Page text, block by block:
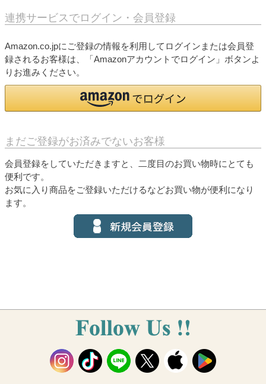
連携サービスでログイン・会員登録
Amazon.co.jpにご登録の情報を利用してログインまたは会員登
録されるお客様は、「Amazonアカウントでログイン」ボタンよ
りお進みください。
まだご登録がお済みでないお客様
会員登録をしていただきますと、二度目のお買い物時にとても
便利です。
お気に入り商品をご登録いただけるなどお買い物が便利になり
ます。